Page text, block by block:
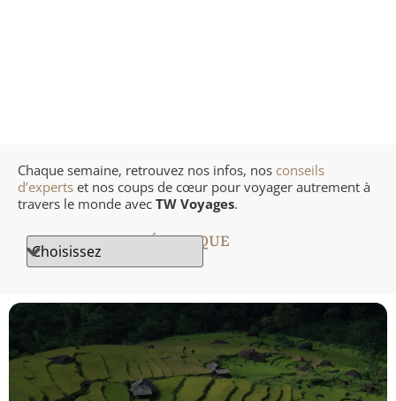
Mexique
Nicaragua
Chaque semaine, retrouvez nos infos, nos conseils
d’experts et nos coups de cœur pour voyager autrement à
travers le monde avec TW Voyages.
RECHERCHE THÉMATIQUE